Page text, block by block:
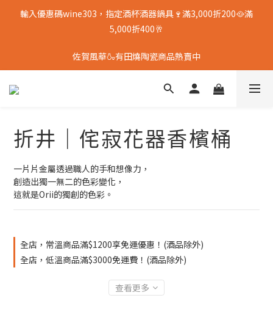
輸入優惠碼wine303，指定酒杯酒器鍋具🍷滿3,000折200🥘滿
5,000折400🥂
佐賀風華🍶有田燒陶瓷商品熱賣中
折井｜侘寂花器香檳桶
一片片金屬透過職人的手和想像力，
創造出獨一無二的色彩變化，
這就是Orii的獨創的色彩。
全店，常溫商品滿$1200享免運優惠！(酒品除外)
全店，低溫商品滿$3000免運費！(酒品除外)
查看更多